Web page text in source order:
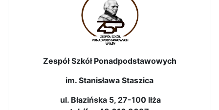
Bezpieczeństwo i kompetencje
Zespół Szkół Ponadpodstawowych
im. Stanisława Staszica
ul. Błazińska 5, 27-100 Iłża